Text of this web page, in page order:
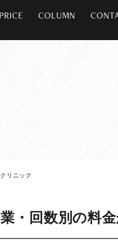
PRICE COLUMN
リニック
・回数別の料